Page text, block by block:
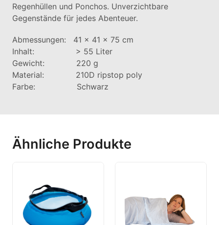
Regenhüllen und Ponchos. Unverzichtbare
Gegenstände für jedes Abenteuer.
Abmessungen: 41 x 41 x 75 cm
Inhalt: > 55 Liter
Gewicht: 220 g
Material: 210D ripstop poly
Farbe: Schwarz
Ähnliche Produkte